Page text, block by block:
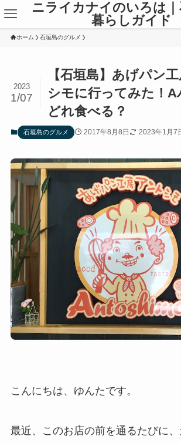
ニライカナイのいろは
暮らしガイド
ホーム 石垣島のグルメ
【石垣島】あげパン
シモに行ってみた！A
どれ食べる？
2023
1/07
石垣島のグルメ 2017年8月8日 2023年1月7
こんにちは、ゆんたです。
最近、このお店の前を通るたびに